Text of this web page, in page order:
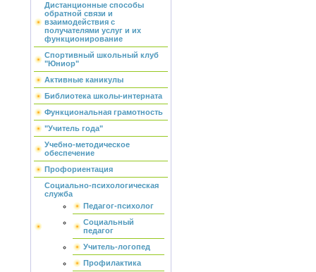
Дистанционные способы
обратной связи и
взаимодействия с
получателями услуг и их
функционирование
Спортивный школьный клуб
"Юниор"
Активные каникулы
Библиотека школы-интерната
Функциональная грамотность
"Учитель года"
Учебно-методическое
обеспечение
Профориентация
Социально-психологическая
служба
Педагог-психолог
Социальный
педагог
Учитель-логопед
Профилактика